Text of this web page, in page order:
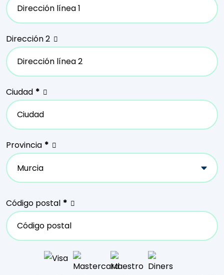
Dirección 2
Ciudad *
Provincia *
Código postal *